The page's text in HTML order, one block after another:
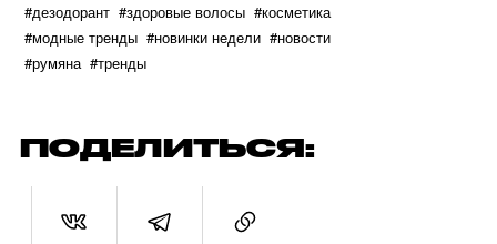
#дезодорант #здоровые волосы #косметика
#модные тренды #новинки недели #новости
#румяна #тренды
ПОДЕЛИТЬСЯ: